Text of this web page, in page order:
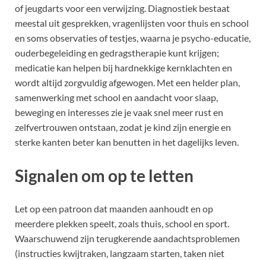
of jeugdarts voor een verwijzing. Diagnostiek bestaat
meestal uit gesprekken, vragenlijsten voor thuis en school
en soms observaties of testjes, waarna je psycho-educatie,
ouderbegeleiding en gedragstherapie kunt krijgen;
medicatie kan helpen bij hardnekkige kernklachten en
wordt altijd zorgvuldig afgewogen. Met een helder plan,
samenwerking met school en aandacht voor slaap,
beweging en interesses zie je vaak snel meer rust en
zelfvertrouwen ontstaan, zodat je kind zijn energie en
sterke kanten beter kan benutten in het dagelijks leven.
Signalen om op te letten
Let op een patroon dat maanden aanhoudt en op
meerdere plekken speelt, zoals thuis, school en sport.
Waarschuwend zijn terugkerende aandachtsproblemen
(instructies kwijtraken, langzaam starten, taken niet